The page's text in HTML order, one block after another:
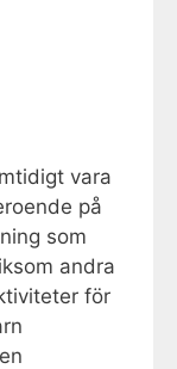
vara
på
som
andra
för